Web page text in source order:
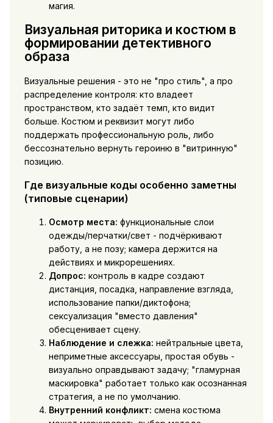
магия.
Визуальная риторика и костюм в
формировании детективного
образа
Визуальные решения - это не "про стиль", а про
распределение контроля: кто владеет
пространством, кто задаёт темп, кто видит
больше. Костюм и реквизит могут либо
поддержать профессиональную роль, либо
бессознательно вернуть героиню в "витринную"
позицию.
Где визуальные коды особенно заметны
(типовые сценарии)
Осмотр места: функциональные слои
одежды/перчатки/свет - подчёркивают
работу, а не позу; камера держится на
действиях и микрорешениях.
Допрос: контроль в кадре создают
дистанция, посадка, направление взгляда,
использование папки/диктофона;
сексуализация "вместо давления"
обесценивает сцену.
Наблюдение и слежка: нейтральные цвета,
неприметные аксессуары, простая обувь -
визуально оправдывают задачу; "гламурная
маскировка" работает только как осознанная
стратегия, а не по умолчанию.
Внутренний конфликт: смена костюма